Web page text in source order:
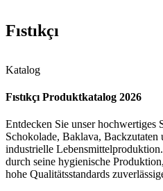
Fıstıkçı
Katalog
Fıstıkçı Produktkatalog 2026
Entdecken Sie unser hochwertiges
Schokolade, Baklava,
industrielle Lebensmittelproduktion.
durch seine hygienische
hohe Qualitätsstandards